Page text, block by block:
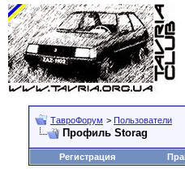
ТавроФорум > Пользователи
Профиль Storag
Регистрация